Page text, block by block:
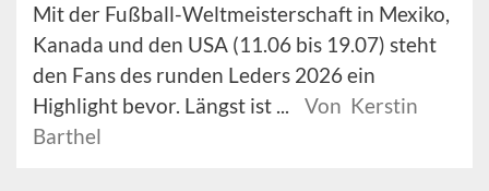
Mit der Fußball-Weltmeisterschaft in Mexiko,
Kanada und den USA (11.06 bis 19.07) steht
den Fans des runden Leders 2026 ein
Highlight bevor. Längst ist ...
Von Kerstin
Barthel